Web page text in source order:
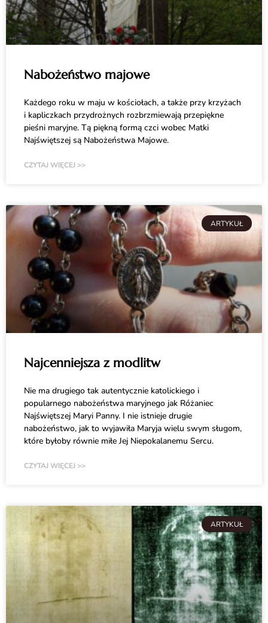
Nabożeństwo majowe
Każdego roku w maju w kościołach, a także przy krzyżach
i kapliczkach przydrożnych rozbrzmiewają przepiękne
pieśni maryjne. Tą piękną formą czci wobec Matki
Najświętszej są Nabożeństwa Majowe.
CZYTAJ WIĘCEJ >>
ARTYKUŁ
Najcenniejsza z modlitw
Nie ma drugiego tak autentycznie katolickiego i
popularnego nabożeństwa maryjnego jak Różaniec
Najświętszej Maryi Panny. I nie istnieje drugie
nabożeństwo, jak to wyjawiła Maryja wielu swym sługom,
które byłoby równie miłe Jej Niepokalanemu Sercu.
CZYTAJ WIĘCEJ >>
ARTYKUŁ